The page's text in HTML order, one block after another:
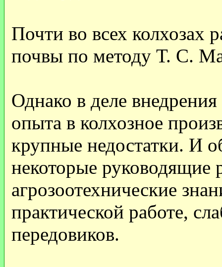
Почти во всех колхозах
почвы по методу Т. С.
Однако в деле
опыта в колхозное
крупные недостатки. И
некоторые
агрозоотехнические
практической работе,
передовиков.